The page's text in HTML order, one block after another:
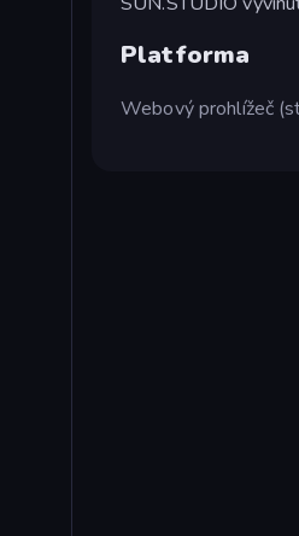
Platforma
Webový prohlížeč